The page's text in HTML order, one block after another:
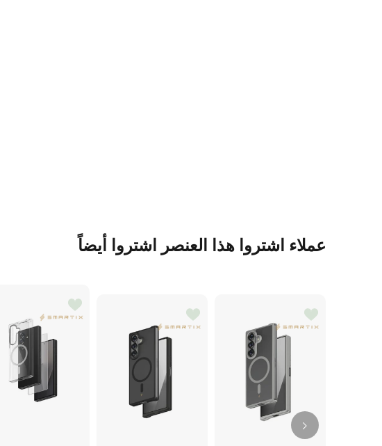
عملاء اشتروا هذا العنصر اشتروا أيضاً